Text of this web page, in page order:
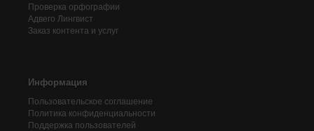
Проверка орфографии
Адвего Лингвист
Заказ контента и услуг
Информация
Пользовательское соглашение
Политика конфиденциальности
Поддержка пользователей